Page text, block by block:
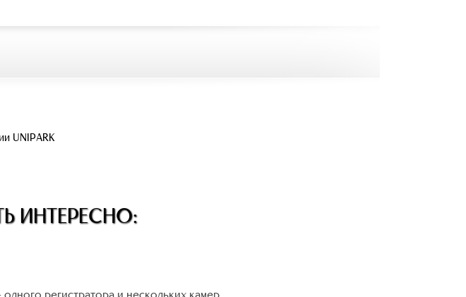
UNIPARK
ИНТЕРЕСНО:
регистратора и нескольких камер